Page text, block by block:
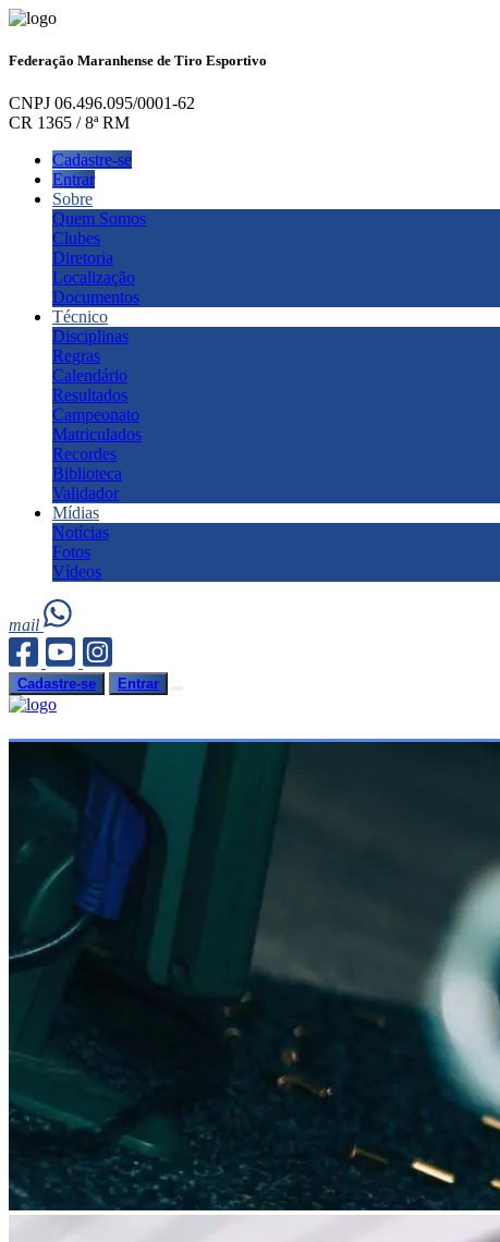
Federação Maranhense de Tiro Esportivo
CNPJ 06.496.095/0001-62
CR 1365 / 8ª RM
Cadastre-se
Entrar
Sobre
Quem Somos
Clubes
Diretoria
Localização
Documentos
Técnico
Disciplinas
Regras
Calendário
Resultados
Campeonato
Matriculados
Recordes
Biblioteca
Validador
Mídias
Notícias
Fotos
Vídeos
mail
Cadastre-se Entrar